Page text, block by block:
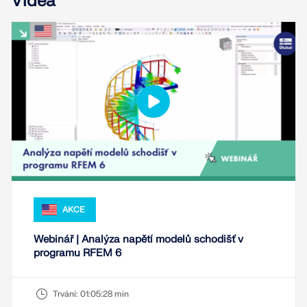
Nástroj Geo-zóny
Online služba Dlubal poskytuje mapy oblastí pro
AKCE
Webinář | Analýza napětí modelů schodišť v
programu RFEM 6
Trvání: 01:05:28 min